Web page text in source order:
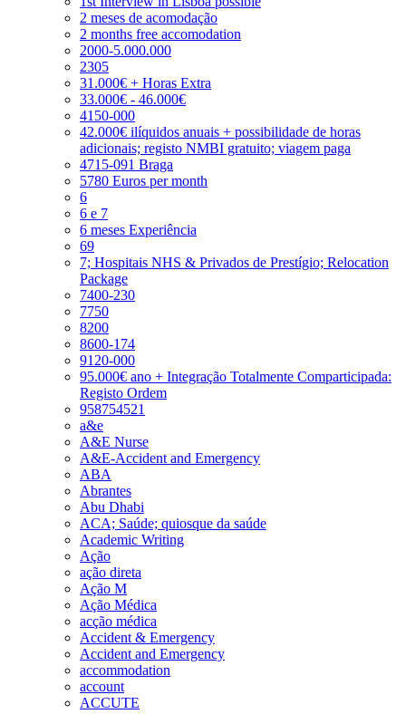
2 meses de acomodação
2 months free accomodation
2000-5.000.000
2305
31.000€ + Horas Extra
33.000€ - 46.000€
4150-000
42.000€ ilíquidos anuais + possibilidade de horas
adicionais; registo NMBI gratuito; viagem paga
4715-091 Braga
5780 Euros per month
6
6 e 7
6 meses Experiência
69
7; Hospitais NHS & Privados de Prestígio; Relocation
Package
7400-230
7750
8200
8600-174
9120-000
95.000€ ano + Integração Totalmente Comparticipada:
Registo Ordem
958754521
a&e
A&E Nurse
A&E-Accident and Emergency
ABA
Abrantes
Abu Dhabi
ACA; Saúde; quiosque da saúde
Academic Writing
Ação
ação direta
Ação M
Ação Médica
acção médica
Accident & Emergency
Accident and Emergency
accommodation
account
ACCUTE